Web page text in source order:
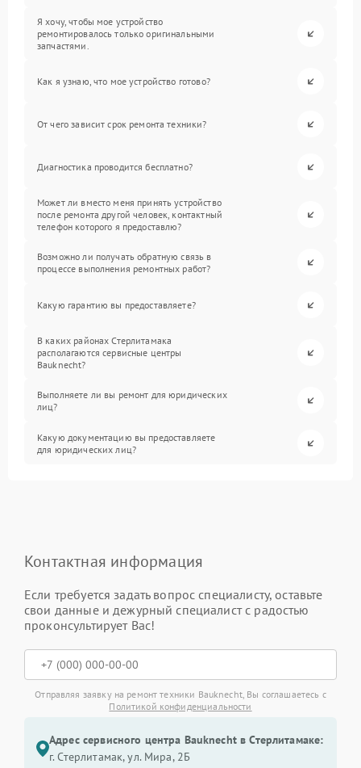
Я хочу, чтобы мое устройство
ремонтировалось только оригинальными
запчастями.
Как я узнаю, что мое устройство готово?
От чего зависит срок ремонта техники?
Диагностика проводится бесплатно?
Может ли вместо меня принять устройство
после ремонта другой человек, контактный
телефон которого я предоставлю?
Возможно ли получать обратную связь в
процессе выполнения ремонтных работ?
Какую гарантию вы предоставляете?
В каких районах Стерлитамака
располагаются сервисные центры
Bauknecht?
Выполняете ли вы ремонт для юридических
лиц?
Какую документацию вы предоставляете
для юридических лиц?
Контактная информация
Если требуется задать вопрос специалисту, оставьте
свои данные и дежурный специалист с радостью
проконсультирует Вас!
Отправляя заявку на ремонт техники Bauknecht, Вы соглашаетесь с
Политикой конфиденциальности
Адрес сервисного центра Bauknecht в Стерлитамаке:
г. Стерлитамак, ул. Мира, 2Б